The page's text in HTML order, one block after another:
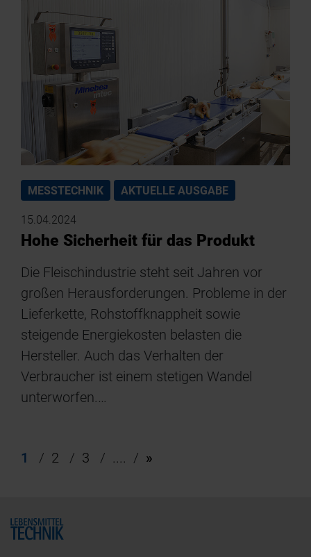
MESSTECHNIK AKTUELLE AUSGABE
15.04.2024
Hohe Sicherheit für das Produkt
Die Fleischindustrie steht seit Jahren vor
großen Herausforderungen. Probleme in der
Lieferkette, Rohstoffknappheit sowie
steigende Energiekosten belasten die
Hersteller. Auch das Verhalten der
Verbraucher ist einem stetigen Wandel
unterworfen.…
1 2 3 .... »
Home